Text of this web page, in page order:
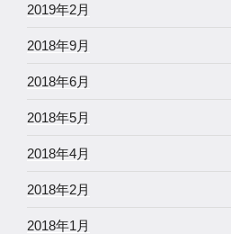
2019年2月
2018年9月
2018年6月
2018年5月
2018年4月
2018年2月
2018年1月